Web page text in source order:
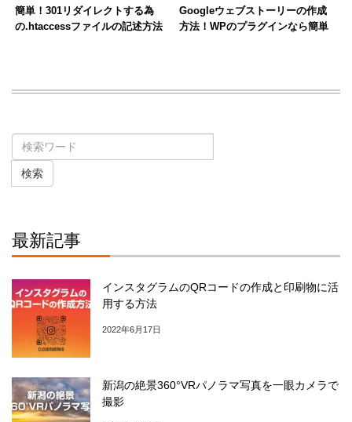
簡単！301リダイレクトする為
の.htaccessファイルの記述方法
Googleウェブストーリーの作成
方法！WPのプラグインなら簡単
検索
最新記事
インスタグラムのQRコードの作成と印刷物に活
用する方法
2022年6月17日
新潟の絶景360°VRパノラマ写真を一眼カメラで
撮影